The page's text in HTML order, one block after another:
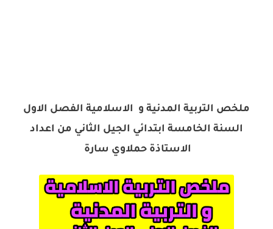
ملخص التربية المدنية و الاسلامية الفصل الاول
السنة الخامسة ابتدائي الجيل الثاني من اعداد
الاستاذة حملاوي سارة